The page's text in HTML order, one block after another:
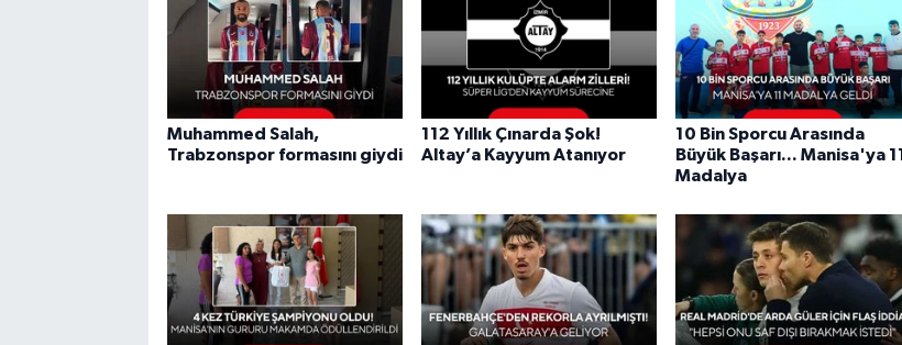
Muhammed Salah,
Trabzonspor formasını giydi
112 Yıllık Çınarda Şok!
Altay’a Kayyum Atanıyor
10 Bin Sporcu Arasında
Büyük Başarı... Manisa'ya 11
Madalya